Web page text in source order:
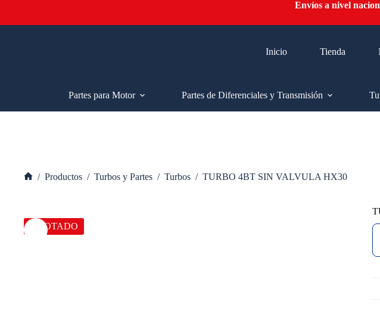
contenido
Envíos a nivel
Inicio Tienda
Partes para Motor
Partes de Diferenciales y Transmisión
/ Productos / Turbos y Partes / Turbos / TURBO 4BT SIN VALVULA HX30
AGOTADO